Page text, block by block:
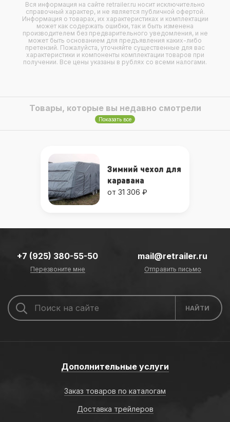
Вся информация на сайте retrailer.ru носит исключительно
справочный характер, и не является публичной офертой.
Информация о товарах, их характеристиках и комплектации
может как содержать ошибки, так и быть изменена
производителем без предварительного уведомления, и не
может быть основанием для предъявления каких-либо
претензий. Пожалуйста, уточняйте существенные для вас
характеристики и компоненты комплектации товаров при
получении. Все цены указаны в рублях со всеми налогами.
Товары, которые вы недавно смотрели
Показать все
Зимний чехол для
каравана
от 31 306 ₽
+7 (925) 380-55-50
Перезвоните мне
mail@retrailer.ru
Отправить письмо
Дополнительные услуги
Заказ товаров по каталогам
Доставка трейлеров